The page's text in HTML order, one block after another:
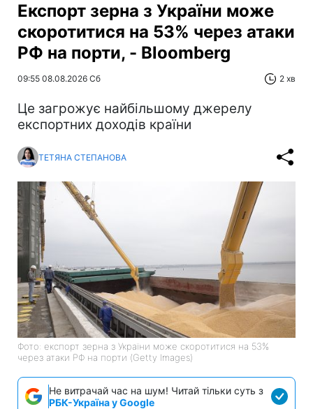
Експорт зерна з України може
скоротитися на 53% через атаки
РФ на порти, - Bloomberg
09:55 08.08.2026 Сб 2 хв
Це загрожує найбільшому джерелу
експортних доходів країни
ТЕТЯНА СТЕПАНОВА
Фото: експорт зерна з України може скоротитися на 53%
через атаки РФ на порти (Getty Images)
Не витрачай час на шум! Читай тільки суть з
РБК-Україна у Google